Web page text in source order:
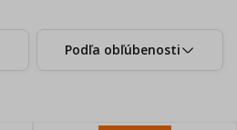
Podľa obľúbenosti